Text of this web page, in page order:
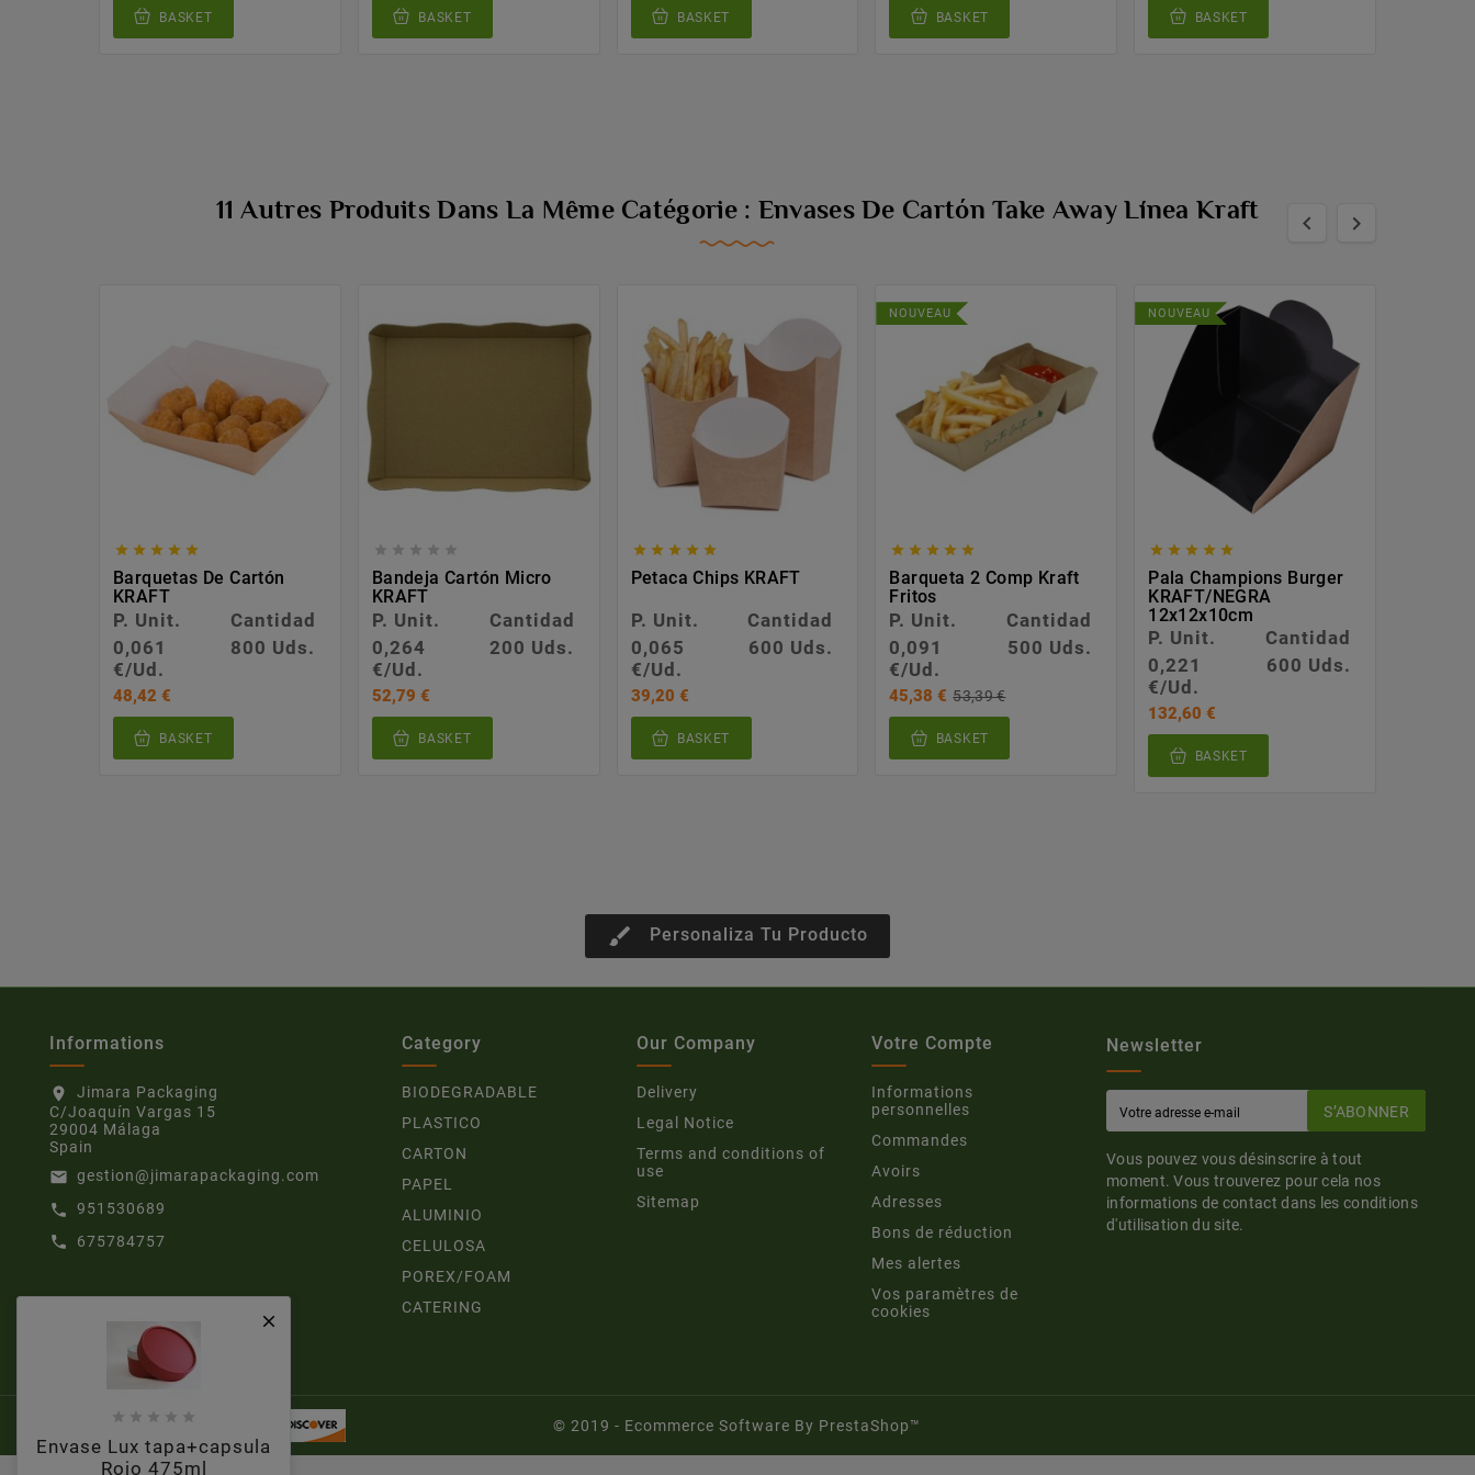

    
Envase Lux tapa+capsula
Rojo 475ml
BASKET BASKET BASKET BASKET BASKET
11 Autres Produits Dans La Même Catégorie : Envases De Cartón Take Away Línea Kraft  
    
Barquetas De Cartón
KRAFT
P. Unit.
Cantidad
0,061
€/Ud.
800 Uds.
48,42 €
BASKET
    
Bandeja Cartón Micro
KRAFT
P. Unit.
Cantidad
0,264
€/Ud.
200 Uds.
52,79 €
BASKET
    
Petaca Chips KRAFT
P. Unit.
Cantidad
0,065
€/Ud.
600 Uds.
39,20 €
BASKET
NOUVEAU
    
Barqueta 2 Comp Kraft
Fritos
P. Unit.
Cantidad
0,091
€/Ud.
500 Uds.
45,38 € 53,39 €
BASKET
NOUVEAU
    
Pala Champions Burger
KRAFT/NEGRA
12x12x10cm
P. Unit.
Cantidad
0,221
€/Ud.
600 Uds.
132,60 €
BASKET
brush Personaliza Tu Producto
Informations
location_on
Jimara Packaging
C/Joaquín Vargas 15
29004 Málaga
Spain
email gestion@jimarapackaging.com
call 951530689
call 675784757
Category
BIODEGRADABLE
PLASTICO
CARTON
PAPEL
ALUMINIO
CELULOSA
POREX/FOAM
CATERING
Our Company
Delivery
Legal Notice
Terms and conditions of
use
Sitemap
Votre Compte
Informations
personnelles
Commandes
Avoirs
Adresses
Bons de réduction
Mes alertes
Vos paramètres de
cookies
Newsletter
S’ABONNER
Vous pouvez vous désinscrire à tout
moment. Vous trouverez pour cela nos
informations de contact dans les conditions
d'utilisation du site.
© 2019 - Ecommerce Software By PrestaShop™